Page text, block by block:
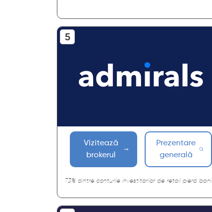
Vizitează
brokerul
Prezentare
generală
73% dintre conturile investitorilor de retail pierd bani